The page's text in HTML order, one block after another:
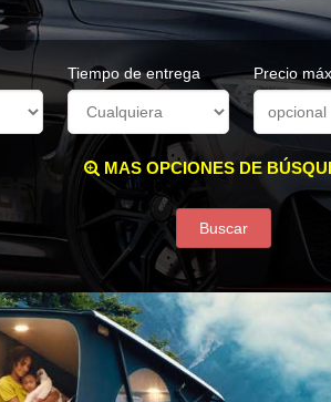
Tiempo de entrega Precio
MAS OPCIONES DE
Buscar